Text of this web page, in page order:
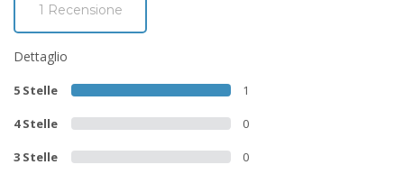
1 Recensione
Dettaglio
5 Stelle 1
4 Stelle 0
3 Stelle 0